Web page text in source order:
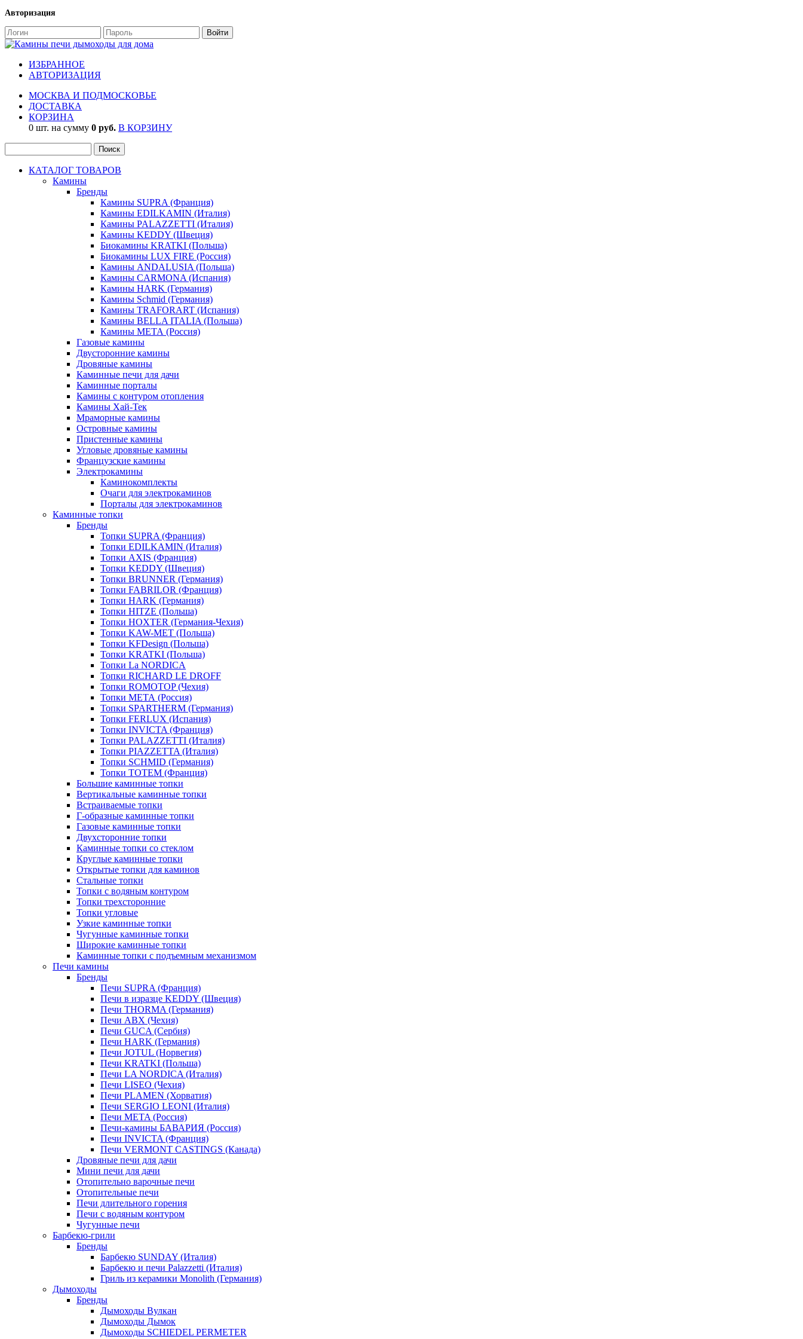
Авторизация
ИЗБРАННОЕ
АВТОРИЗАЦИЯ
МОСКВА И ПОДМОСКОВЬЕ
ДОСТАВКА
КОРЗИНА
0 шт. на сумму 0 руб. В КОРЗИНУ
КАТАЛОГ ТОВАРОВ
Камины
Бренды
Камины SUPRA (Франция)
Камины EDILKAMIN (Италия)
Камины PALAZZETTI (Италия)
Камины KEDDY (Швеция)
Биокамины KRATKI (Польша)
Биокамины LUX FIRE (Россия)
Камины ANDALUSIA (Польша)
Камины CARMONA (Испания)
Камины HARK (Германия)
Камины Schmid (Германия)
Камины TRAFORART (Испания)
Камины BELLA ITALIA (Польша)
Камины МЕТА (Россия)
Газовые камины
Двусторонние камины
Дровяные камины
Каминные печи для дачи
Каминные порталы
Камины с контуром отопления
Камины Хай-Тек
Мраморные камины
Островные камины
Пристенные камины
Угловые дровяные камины
Французские камины
Электрокамины
Каминокомплекты
Очаги для электрокаминов
Порталы для электрокаминов
Каминные топки
Бренды
Топки SUPRA (Франция)
Топки EDILKAMIN (Италия)
Топки AXIS (Франция)
Топки KEDDY (Швеция)
Топки BRUNNER (Германия)
Топки FABRILOR (Франция)
Топки HARK (Германия)
Топки HITZE (Польша)
Топки HOXTER (Германия-Чехия)
Топки KAW-MET (Польша)
Топки KFDesign (Польша)
Топки KRATKI (Польша)
Топки La NORDICA
Топки RICHARD LE DROFF
Топки ROMOTOP (Чехия)
Топки МЕТА (Россия)
Топки SPARTHERM (Германия)
Топки FERLUX (Испания)
Топки INVICTA (Франция)
Топки PALAZZETTI (Италия)
Топки PIAZZETTA (Италия)
Топки SCHMID (Германия)
Топки TOTEM (Франция)
Большие каминные топки
Вертикальные каминные топки
Встраиваемые топки
Г-образные каминные топки
Газовые каминные топки
Двухсторонние топки
Каминные топки со стеклом
Круглые каминные топки
Открытые топки для каминов
Стальные топки
Топки с водяным контуром
Топки трехсторонние
Топки угловые
Узкие каминные топки
Чугунные каминные топки
Широкие каминные топки
Каминные топки с подъемным механизмом
Печи камины
Бренды
Печи SUPRA (Франция)
Печи в изразце KEDDY (Швеция)
Печи THORMA (Германия)
Печи ABX (Чехия)
Печи GUCA (Сербия)
Печи HARK (Германия)
Печи JOTUL (Норвегия)
Печи KRATKI (Польша)
Печи LA NORDICA (Италия)
Печи LISEO (Чехия)
Печи PLAMEN (Хорватия)
Печи SERGIO LEONI (Италия)
Печи META (Россия)
Печи-камины БАВАРИЯ (Россия)
Печи INVICTA (Франция)
Печи VERMONT CASTINGS (Канада)
Дровяные печи для дачи
Мини печи для дачи
Отопительно варочные печи
Отопительные печи
Печи длительного горения
Печи с водяным контуром
Чугунные печи
Барбекю-грили
Бренды
Барбекю SUNDAY (Италия)
Барбекю и печи Palazzetti (Италия)
Гриль из керамики Monolith (Германия)
Дымоходы
Бренды
Дымоходы Вулкан
Дымоходы Дымок
Дымоходы SCHIEDEL PERMETER